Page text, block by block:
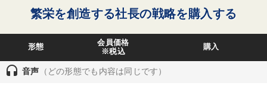
local_offer タグから探す refresh 更新する
すべての音声・動画（全2076タイトル）からお探しいただけます
験に裏打ちされた骨太の経営思想と手腕をもとに、
「幾代にもわたる事業の繁栄」を情熱的に指導。こ
れまでに、延べ約10万社に及ぶ全国の社長が指導を
受けた、社長業「知行合一」の人である。その魅力
に、多くの社長が集い、自ら主宰するオーナー社
繁栄を創造する社長の戦略を購入する
形態
会員価格
※税込
購入
headset 音声 （どの形態でも内容は同じです）